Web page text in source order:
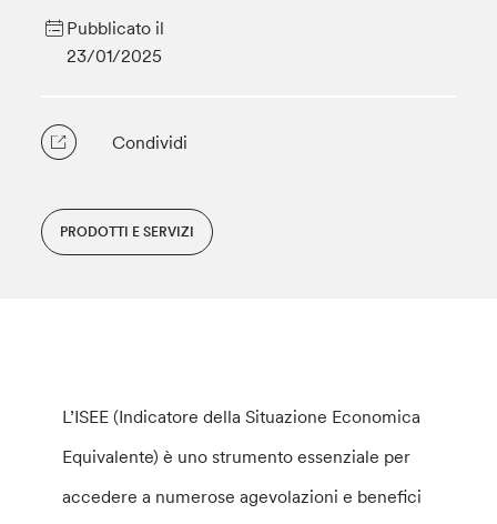
Pubblicato il
23/01/2025
Condividi
PRODOTTI E SERVIZI
L’ISEE (Indicatore della Situazione Economica
Equivalente) è uno strumento essenziale per
accedere a numerose agevolazioni e benefici